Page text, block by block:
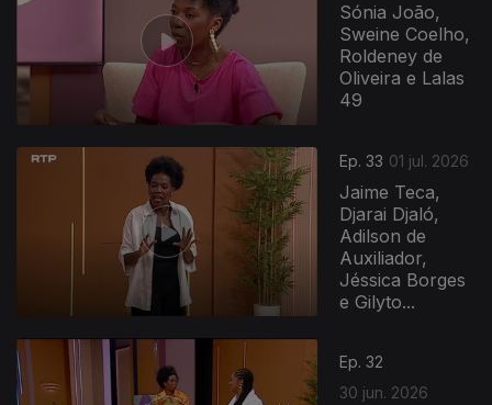
Sónia João,
Sweine Coelho,
Roldeney de
Oliveira e Lalas
49
Ep. 33 01 jul. 2026
Jaime Teca,
Djarai Djaló,
Adilson de
Auxiliador,
Jéssica Borges
e Gilyto...
Ep. 32
30 jun. 2026